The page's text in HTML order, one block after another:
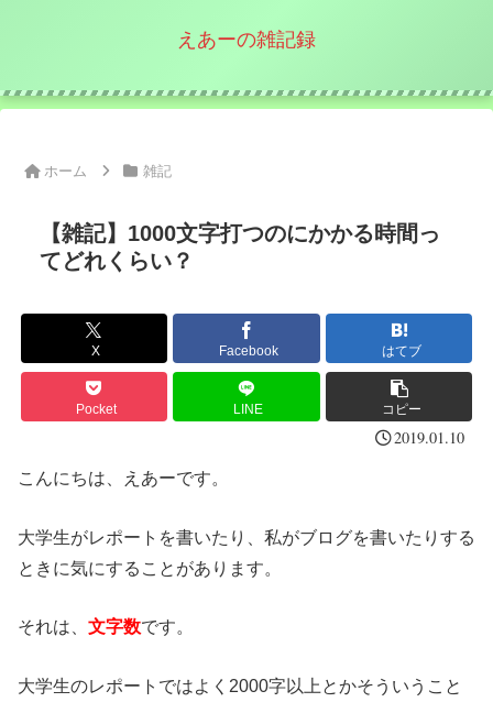
えあーの雑記録
ホーム 雑記
【雑記】1000文字打つのにかかる時間っ
てどれくらい？
X Facebook はてブ
Pocket LINE コピー
2019.01.10
こんにちは、えあーです。
大学生がレポートを書いたり、私がブログを書いたりする
ときに気にすることがあります。
それは、 文字数です。
大学生のレポートではよく2000字以上とかそういうこと